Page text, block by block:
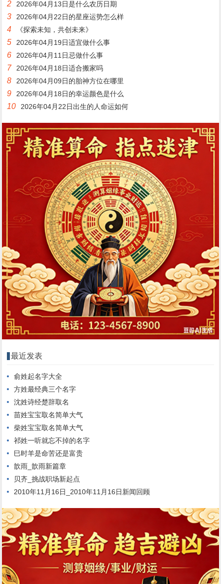
2 2026年04月13日是什么农历日期
3 2026年04月22日的星座运势怎么样
4 《探索未知，共创未来》
5 2026年04月19日适宜做什么事
6 2026年04月11日忌做什么事
7 2026年04月18日适合搬家吗
8 2026年04月09日的胎神方位在哪里
9 2026年04月18日的幸运颜色是什么
10 2026年04月22日出生的人命运如何
最近发表
俞姓起名字大全
方姓最经典三个名字
沈姓诗经楚辞取名
苗姓宝宝取名简单大气
柴姓宝宝取名简单大气
祁姓一听就忘不掉的名字
巳时羊是命苦还是富贵
歆雨_歆雨新篇章
贝齐_挑战职场新起点
2010年11月16日_2010年11月16日新闻回顾